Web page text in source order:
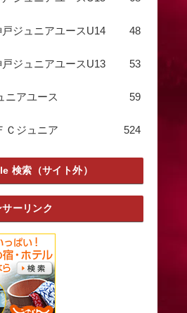
ジュニアユースU14 48
ジュニアユースU13 53
ニアユース 59
Ｃジュニア 524
検索（サイト外）
サーリンク